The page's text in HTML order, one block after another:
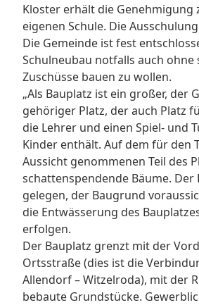
Kloster erhält die Genehmigung
eigenen Schule. Die
Die Gemeinde ist fest
Schulneubau notfalls auch ohne
Zuschüsse bauen zu wollen.
„Als Bauplatz ist ein großer, der
gehöriger Platz, der auch Platz
die Lehrer und einen Spiel- und
Kinder enthält. Auf dem für den
Aussicht genommenen Teil des
schattenspendende Bäume. Der
gelegen, der Baugrund
die Entwässerung des
erfolgen.
Der Bauplatz grenzt mit der
Ortsstraße (dies ist die
Allendorf – Witzelroda), mit der
bebaute Grundstücke.